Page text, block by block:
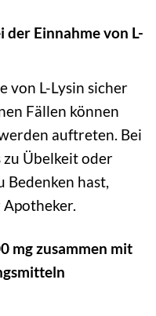
Einnahme von L-
von L-Lysin sicher
Fällen können
auftreten. Bei
zu Übelkeit oder
Bedenken hast,
mg zusammen mit